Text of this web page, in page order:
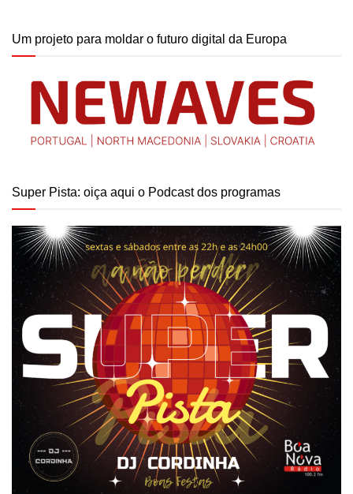
Um projeto para moldar o futuro digital da Europa
Super Pista: oiça aqui o Podcast dos programas